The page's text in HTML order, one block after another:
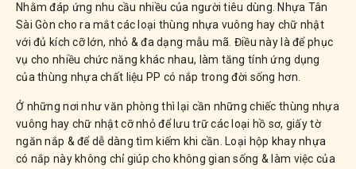
Nhằm đáp ứng nhu cầu nhiều của người tiêu dùng. Nhựa Tân
Sài Gòn cho ra mắt các loại thùng nhựa vuông hay chữ nhật
với đủ kích cỡ lớn, nhỏ & đa dạng mẫu mã. Điều này là để phục
vụ cho nhiều chức năng khác nhau, làm tăng tính ứng dụng
của thùng nhựa chất liệu PP có nắp trong đời sống hơn.
Ở những nơi như văn phòng thì lại cần những chiếc thùng nhựa
vuông hay chữ nhật cỡ nhỏ để lưu trữ các loại hồ sơ, giấy tờ
ngăn nắp & để dễ dàng tìm kiếm khi cần. Loại hộp khay nhựa
có nắp này không chỉ giúp cho không gian sống & làm việc của